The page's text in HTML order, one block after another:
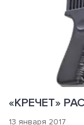
«КРЕЧЕТ»
13 января 2017